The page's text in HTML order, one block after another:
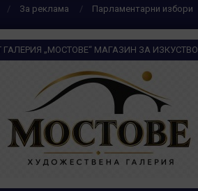
За реклама
Парламентарни избори
ГАЛЕРИЯ „МОСТОВЕ“ МАГАЗИН ЗА ИЗКУСТВО